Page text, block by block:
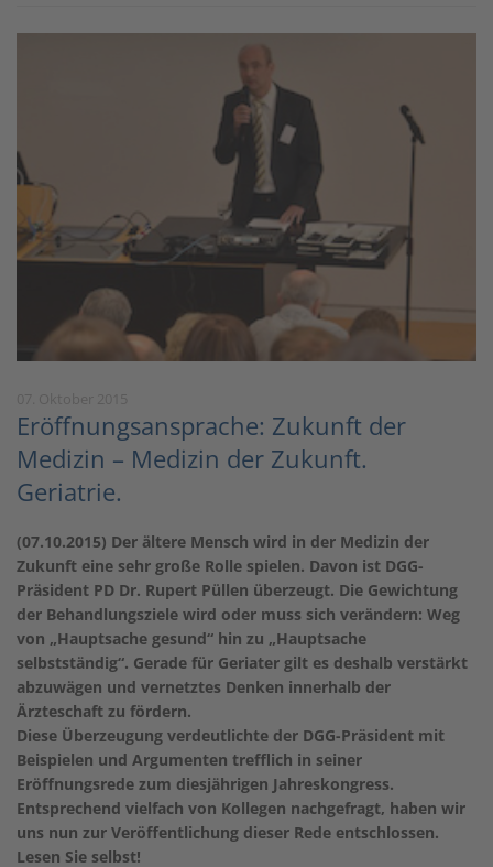
Eröffnungsansprache: Zukunft der
Medizin – Medizin der Zukunft.
Geriatrie.
(07.10.2015) Der ältere Mensch wird in der Medizin der
Zukunft eine sehr große Rolle spielen. Davon ist DGG-
Präsident PD Dr. Rupert Püllen überzeugt. Die Gewichtung
der Behandlungsziele wird oder muss sich verändern: Weg
von „Hauptsache gesund“ hin zu „Hauptsache
selbstständig“. Gerade für Geriater gilt es deshalb verstärkt
abzuwägen und vernetztes Denken innerhalb der
Ärzteschaft zu fördern.
Diese Überzeugung verdeutlichte der DGG-Präsident mit
Beispielen und Argumenten trefflich in seiner
Eröffnungsrede zum diesjährigen Jahreskongress.
Entsprechend vielfach von Kollegen nachgefragt, haben wir
uns nun zur Veröffentlichung dieser Rede entschlossen.
Lesen Sie selbst!